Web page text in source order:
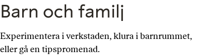
Barn och familj
Experimentera i verkstaden, klura i barnrummet,
eller gå en tipspromenad.